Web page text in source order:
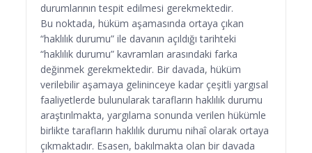
durumlarının tespit edilmesi gerekmektedir.
Bu noktada, hüküm aşamasında ortaya çıkan
“haklılık durumu” ile davanın açıldığı tarihteki
“haklılık durumu” kavramları arasındaki farka
değinmek gerekmektedir. Bir davada, hüküm
verilebilir aşamaya gelininceye kadar çeşitli yargısal
faaliyetlerde bulunularak tarafların haklılık durumu
araştırılmakta, yargılama sonunda verilen hükümle
birlikte tarafların haklılık durumu nihaî olarak ortaya
çıkmaktadır. Esasen, bakılmakta olan bir davada